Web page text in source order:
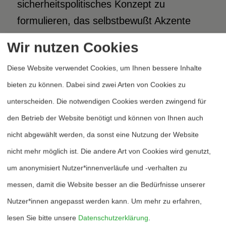
sicherheitspolitisches Konzept zu
formulieren, das selbstbewußt Akzente
Die Oppositionsfraktionen unterziehen sich
nicht der Mühe, konzeptionelle
Alternativen zu formulieren.
Die politische Harmonie im Parlament ist
also nicht nur ein Erfolg Rühescher Politik,
sondern auch das Ergebnis der –
bestürzenden – Tatsache, daß sich die
Oppositionsfraktionen nicht der Mühe
unterziehen, konzeptionelle Alternativen zu
Wir nutzen Cookies
Diese Website verwendet Cookies, um Ihnen bessere Inhalte
bieten zu können. Dabei sind zwei Arten von Cookies zu
unterscheiden. Die notwendigen Cookies werden zwingend für
den Betrieb der Website benötigt und können von Ihnen auch
nicht abgewählt werden, da sonst eine Nutzung der Website
nicht mehr möglich ist. Die andere Art von Cookies wird genutzt,
um anonymisiert Nutzer*innenverläufe und -verhalten zu
messen, damit die Website besser an die Bedürfnisse unserer
Nutzer*innen angepasst werden kann. Um mehr zu erfahren,
lesen Sie bitte unsere Datenschutzerklärung.